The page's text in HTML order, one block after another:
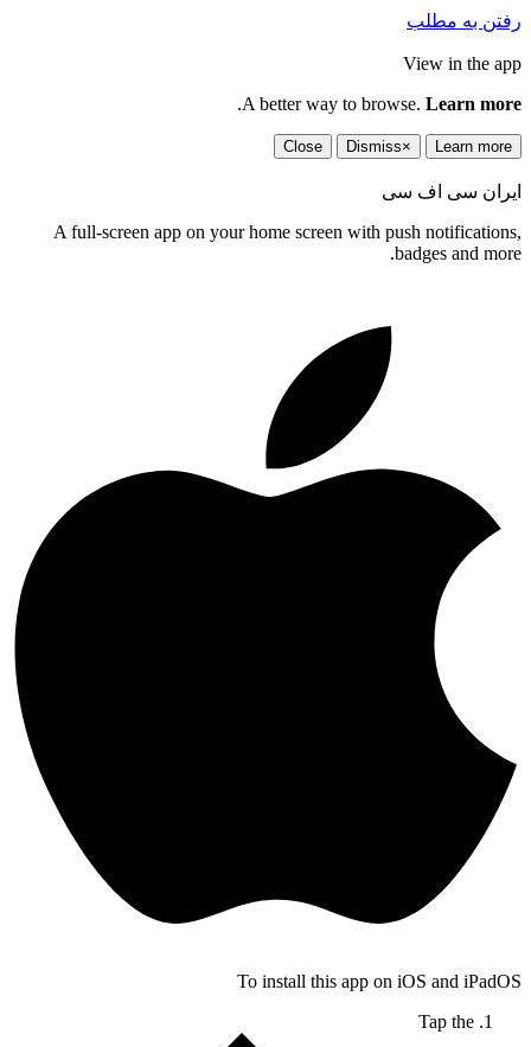
رفتن به مطلب
View in the app
A better way to browse. Learn more
.
Learn more
×
Dismiss
Close
ایران سی اف سی
A full-screen app on your home screen with push notifications,
badges and more.
To install this app on iOS and iPadOS
Tap the